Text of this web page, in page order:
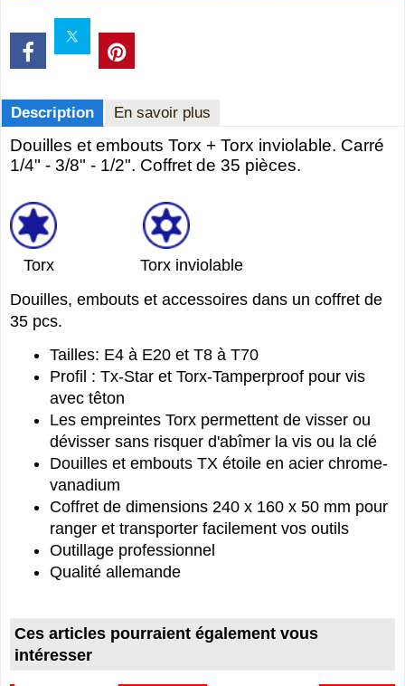
Description En savoir plus
Douilles et embouts Torx + Torx inviolable. Carré
1/4" - 3/8" - 1/2". Coffret de 35 pièces.
Torx Torx inviolable
Douilles, embouts et accessoires dans un coffret de
35 pcs.
Tailles: E4 à E20 et T8 à T70
Profil : Tx-Star et Torx-Tamperproof pour vis
avec têton
Les empreintes Torx permettent de visser ou
dévisser sans risquer d'abîmer la vis ou la clé
Douilles et embouts TX étoile en acier chrome-
vanadium
Coffret de dimensions 240 x 160 x 50 mm pour
ranger et transporter facilement vos outils
Outillage professionnel
Qualité allemande
Ces articles pourraient également vous
intéresser